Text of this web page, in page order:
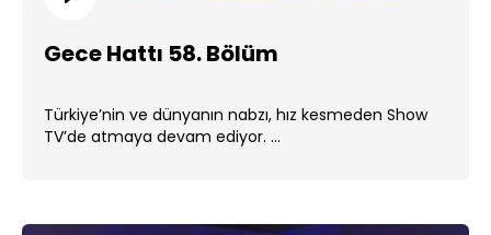
Gece Hattı 58. Bölüm
Türkiye’nin ve dünyanın nabzı, hız kesmeden Show
TV’de atmaya devam ediyor. ...